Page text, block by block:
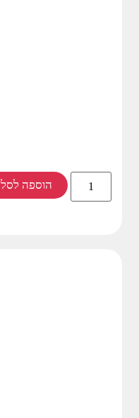
הוספה לסל